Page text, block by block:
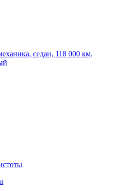
седан, 118 000 км,